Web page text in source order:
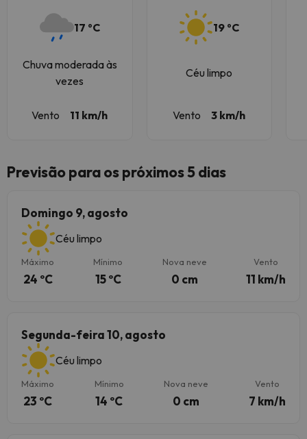
17 ºC
Chuva moderada às
vezes
Vento 11 km/h
19 ºC
Céu limpo
Vento 3 km/h
Previsão para os próximos 5 dias
Domingo 9, agosto
Céu limpo
Máximo
24 ºC
Mínimo
15 ºC
Nova neve
0 cm
Vento
11 km/h
Segunda-feira 10, agosto
Céu limpo
Máximo
23 ºC
Mínimo
14 ºC
Nova neve
0 cm
Vento
7 km/h